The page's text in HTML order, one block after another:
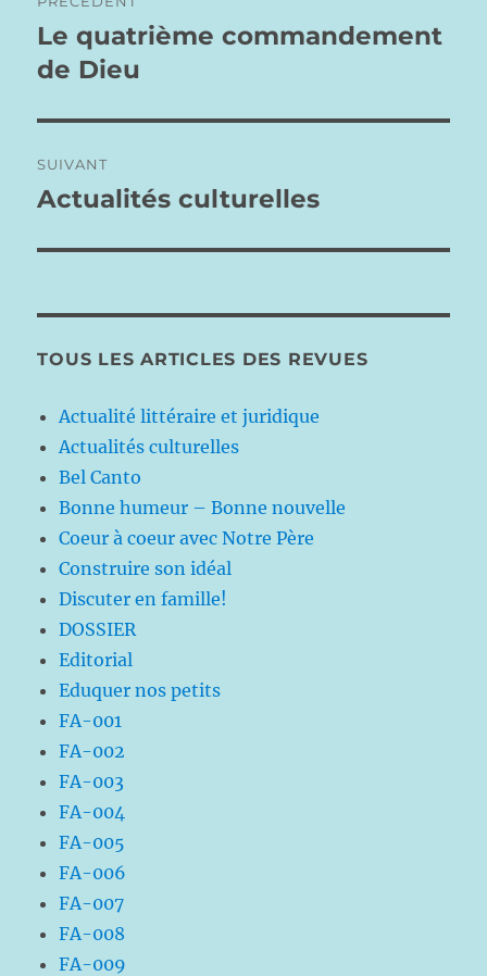
de
l’article
Publication
précédente :
Le quatrième commandement
de Dieu
SUIVANT
Publication
Actualités culturelles
TOUS LES ARTICLES DES REVUES
Actualité littéraire et juridique
Actualités culturelles
Bel Canto
Bonne humeur – Bonne nouvelle
Coeur à coeur avec Notre Père
Construire son idéal
Discuter en famille!
DOSSIER
Editorial
Eduquer nos petits
FA-001
FA-002
FA-003
FA-004
FA-005
FA-006
FA-007
FA-008
FA-009